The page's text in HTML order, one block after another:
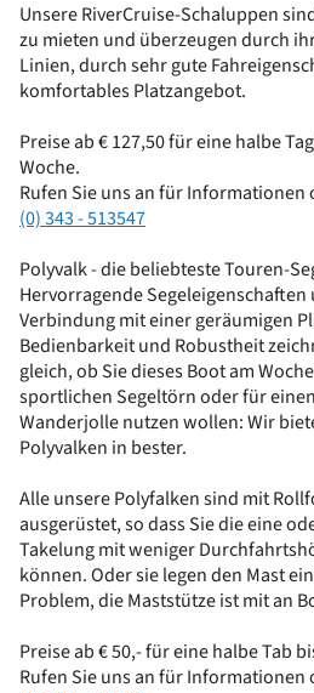
Unsere RiverCruise-Schaluppen
zu mieten und überzeugen durch
Linien, durch sehr gute
komfortables Platzangebot.
Preise ab € 127,50 für eine halbe
Woche.
Rufen Sie uns an für Informationen
(0) 343 - 513547
Polyvalk - die beliebteste Touren-
Hervorragende
Verbindung mit einer geräumigen
Bedienbarkeit und Robustheit
gleich, ob Sie dieses Boot am
sportlichen Segeltörn oder für
Wanderjolle nutzen wollen: Wir
Polyvalken in bester.
Alle unsere Polyfalken sind mit
ausgerüstet, so dass Sie die eine
Takelung mit weniger
können. Oder sie legen den Mast
Problem, die Maststütze ist mit an
Preise ab € 50,- für eine halbe Tab
Rufen Sie uns an für Informationen